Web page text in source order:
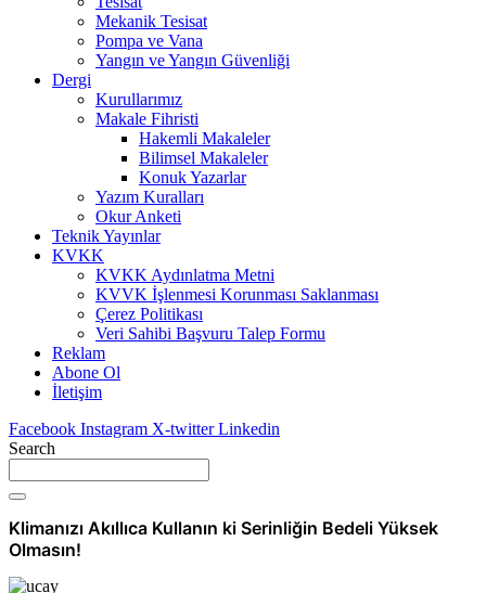
Mekanik Tesisat
Pompa ve Vana
Yangın ve Yangın Güvenliği
Dergi
Kurullarımız
Makale Fihristi
Hakemli Makaleler
Bilimsel Makaleler
Konuk Yazarlar
Yazım Kuralları
Okur Anketi
Teknik Yayınlar
KVKK
KVKK Aydınlatma Metni
KVVK İşlenmesi Korunması Saklanması
Çerez Politikası
Veri Sahibi Başvuru Talep Formu
Reklam
Abone Ol
İletişim
Facebook Instagram X-twitter Linkedin
Search
Klimanızı Akıllıca Kullanın ki Serinliğin Bedeli Yüksek
Olmasın!